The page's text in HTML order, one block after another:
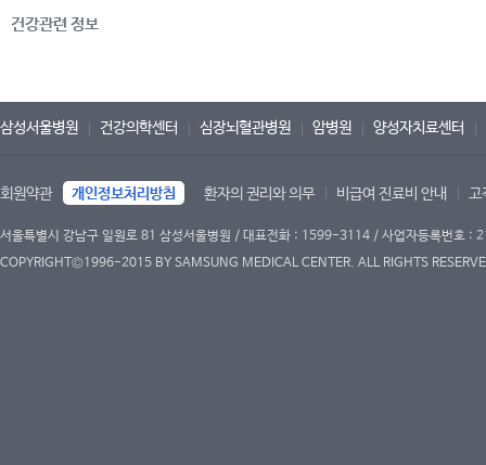
건강관련 정보
삼성서울병원 건강의학센터 심장뇌혈관병원 암병원 양성자치료센터
회원약관 개인정보처리방침 환자의 권리와 의무 비급여 진료비 안내 고
서울특별시 강남구 일원로 81 삼성서울병원 / 대표전화 : 1599-3114 / 사업자등록번호
COPYRIGHT©1996-2015 BY SAMSUNG MEDICAL CENTER. ALL RIGHTS